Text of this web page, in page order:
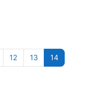
Página 11
12Página 12
13Página 13
14Página 14